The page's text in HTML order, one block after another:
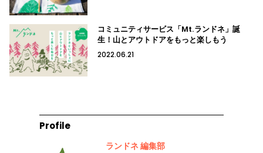
コミュニティサービス「Mt.ランドネ」誕
生！山とアウトドアをもっと楽しもう
2022.06.21
Profile
ランドネ 編集部